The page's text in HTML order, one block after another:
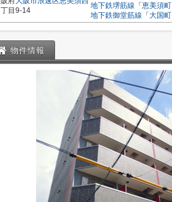
丁目9-14
地下鉄堺筋線 「 恵美須町
地下鉄御堂筋線 「 大国町
物件情報